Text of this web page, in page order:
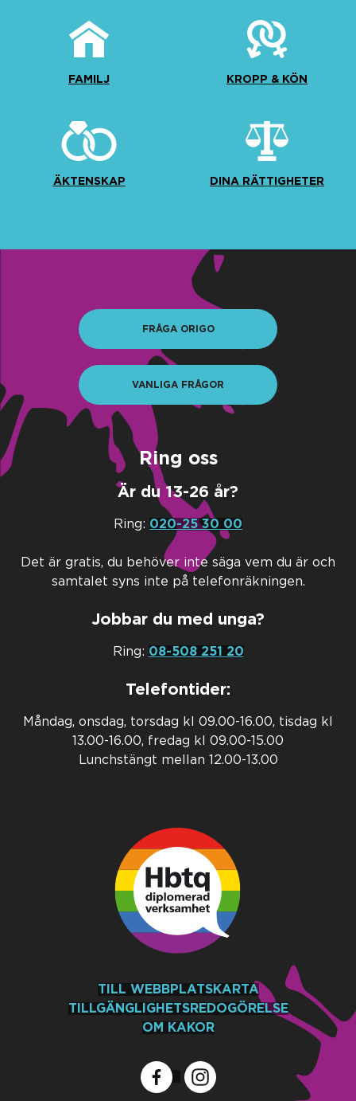
FAMILJ KROPP & KÖN
ÄKTENSKAP DINA RÄTTIGHETER
FRÅGA ORIGO
VANLIGA FRÅGOR
Ring oss
Är du 13-26 år?
Ring: 020-25 30 00
Det är gratis, du behöver inte säga vem du är och
samtalet syns inte på telefonräkningen.
Jobbar du med unga?
Ring: 08-508 251 20
Telefontider:
Måndag, onsdag, torsdag kl 09.00-16.00, tisdag kl
13.00-16.00, fredag kl 09.00-15.00
Lunchstängt mellan 12.00-13.00
TILL WEBBPLATSKARTA
TILLGÄNGLIGHETSREDOGÖRELSE
OM KAKOR